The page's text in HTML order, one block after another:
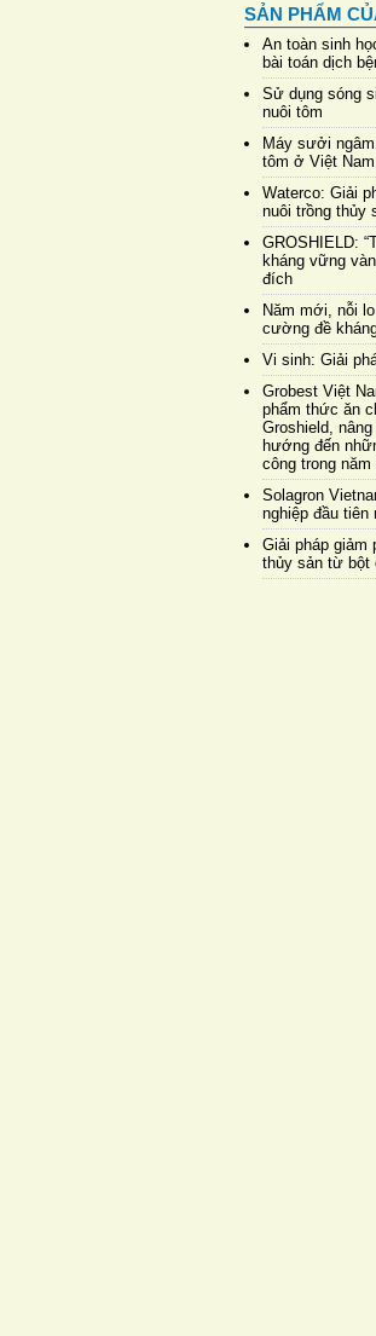
SẢN PHẨM
An toàn sinh
bài toán dịch
Sử dụng sóng
nuôi tôm
Máy sưởi
tôm ở Việt Nam
Waterco: Giải
nuôi trồng thủy
GROSHIELD:
kháng vững
đích
Năm mới, nỗi
cường đề
Vi sinh: Giải
Grobest Việt
phẩm thức ăn
Groshield,
hướng đến
công trong năm
Solagron
nghiệp đầu tiên
Giải pháp giảm
thủy sản từ bột